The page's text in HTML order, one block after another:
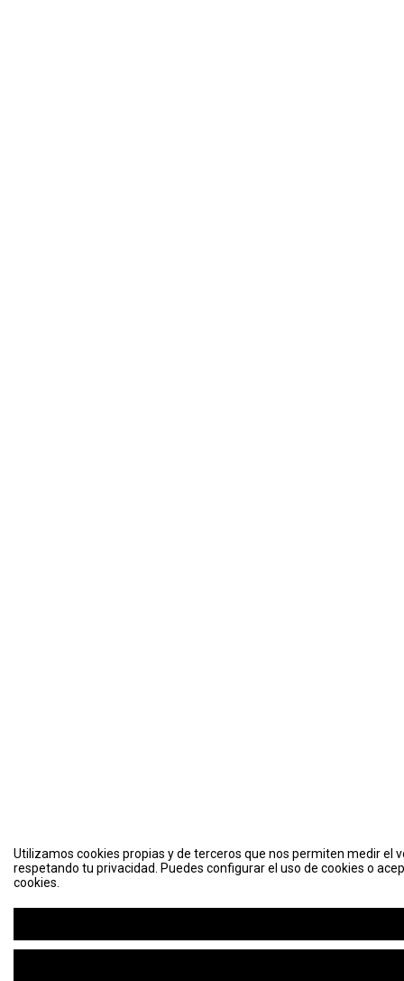
Utilizamos cookies propias y de terceros que nos permiten medir el
respetando tu privacidad. Puedes configurar el uso de cookies o
cookies.